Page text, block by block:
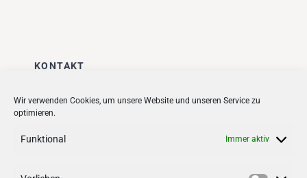
Wir verwenden Cookies, um unsere Website und unseren Service zu
optimieren.
Funktional Immer aktiv
KONTAKT
Stadt + Handel City- und
Quartiersmanagement